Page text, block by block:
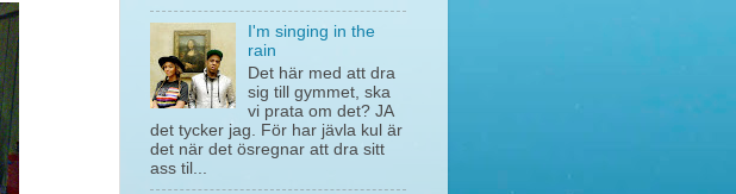
I'm singing in the
rain
Det här med att dra
sig till gymmet, ska
vi prata om det? JA
det tycker jag. För har jävla kul är
det när det ösregnar att dra sitt
ass til...